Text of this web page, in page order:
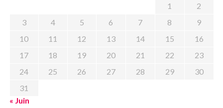
1
2
3
4 5 6 7 8
9
10
11 12 13 14 15
16
17
18 19 20 21 22
23
24
25 26 27 28 29
30
31
« Juin